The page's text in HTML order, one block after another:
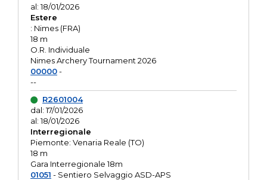
al: 18/01/2026
Estere
: Nimes (FRA)
18 m
O.R. Individuale
Nimes Archery Tournament 2026
00000-
--
R2601004
dal: 17/01/2026
al: 18/01/2026
Interregionale
Piemonte: Venaria Reale (TO)
18 m
Gara Interregionale 18m
01051 - Sentiero Selvaggio ASD-APS